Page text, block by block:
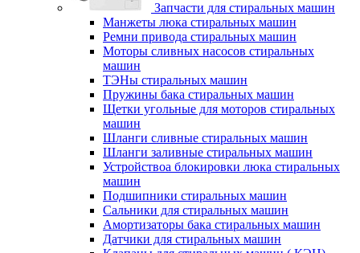
Запчасти для стиральных машин
Манжеты люка стиральных машин
Ремни привода стиральных машин
Моторы сливных насосов стиральных
машин
ТЭНы стиральных машин
Пружины бака стиральных машин
Щетки угольные для моторов стиральных
машин
Шланги сливные стиральных машин
Шланги заливные стиральных машин
Устройствоа блокировки люка стиральных
машин
Подшипники стиральных машин
Сальники для стиральных машин
Амортизаторы бака стиральных машин
Датчики для стиральных машин